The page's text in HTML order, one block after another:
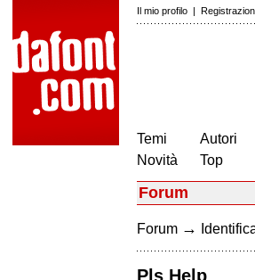
Il mio profilo |
Temi
Novità
Autori
Top
Forum
Forum →
Pls Help